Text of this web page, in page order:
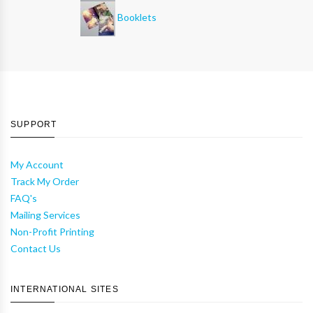
Booklets
SUPPORT
My Account
Track My Order
FAQ's
Mailing Services
Non-Profit Printing
Contact Us
INTERNATIONAL SITES